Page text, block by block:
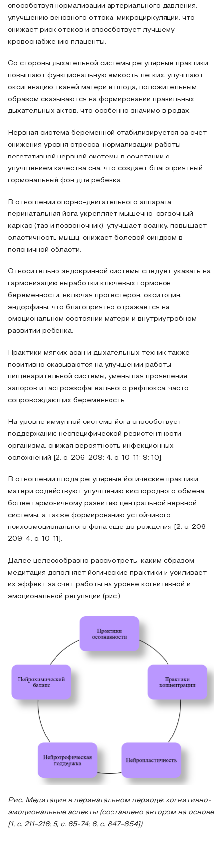
способствуя нормализации артериального давления,
улучшению венозного оттока, микроциркуляции, что
снижает риск отеков и способствует лучшему
кровоснабжению плаценты.
Со стороны дыхательной системы регулярные практики
повышают функциональную емкость легких, улучшают
оксигенацию тканей матери и плода, положительным
образом сказываются на формировании правильных
дыхательных актов, что особенно значимо в родах.
Нервная система беременной стабилизируется за счет
снижения уровня стресса, нормализации работы
вегетативной нервной системы в сочетании с
улучшением качества сна, что создает благоприятный
гормональный фон для ребенка.
В отношении опорно-двигательного аппарата
перинатальная йога укрепляет мышечно-связочный
каркас (таз и позвоночник), улучшает осанку, повышает
эластичность мышц, снижает болевой синдром в
поясничной области.
Относительно эндокринной системы следует указать на
гармонизацию выработки ключевых гормонов
беременности, включая прогестерон, окситоцин,
эндорфины, что благоприятно отражается на
эмоциональном состоянии матери и внутриутробном
развитии ребенка.
Практики мягких асан и дыхательных техник также
позитивно сказываются на улучшении работы
пищеварительной системы, уменьшая проявления
запоров и гастроэзофагеального рефлюкса, часто
сопровождающих беременность.
На уровне иммунной системы йога способствует
поддержанию неспецифической резистентности
организма, снижая вероятность инфекционных
осложнений [2, с. 206-209; 4, с. 10-11; 9; 10].
В отношении плода регулярные йогические практики
матери содействуют улучшению кислородного обмена,
более гармоничному развитию центральной нервной
системы, а также формированию устойчивого
психоэмоционального фона еще до рождения [2, с. 206-
209; 4, с. 10-11].
Далее целесообразно рассмотреть, каким образом
медитация дополняет йогические практики и усиливает
их эффект за счет работы на уровне когнитивной и
эмоциональной регуляции (рис.).
Рис. Медитация в перинатальном периоде: когнитивно-
эмоциональные аспекты (составлено автором на основе
[1, с. 211-216; 5, с. 65-74; 6, с. 847-854])